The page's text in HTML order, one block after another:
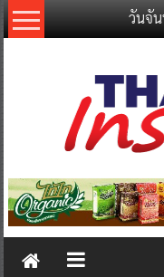
Skip
to
วันจั
Thailand
New